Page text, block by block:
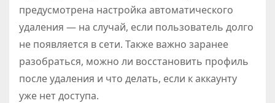
предусмотрена настройка автоматического
удаления — на случай, если пользователь долго
не появляется в сети. Также важно заранее
разобраться, можно ли восстановить профиль
после удаления и что делать, если к аккаунту
уже нет доступа.